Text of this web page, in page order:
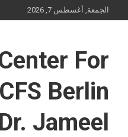
to
الجمعة, أغسطس 7, 2026
For
Berlin
Jameel